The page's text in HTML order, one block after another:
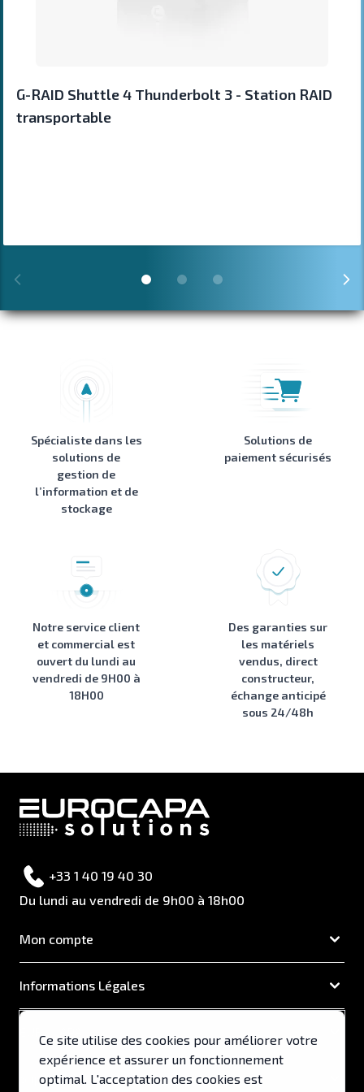
G-RAID Shuttle 4 Thunderbolt 3 - Station RAID
transportable
Spécialiste dans les
solutions de
gestion de
l’information et de
stockage
Solutions de
paiement sécurisés
Notre service client
et commercial est
ouvert du lundi au
vendredi de 9H00 à
18H00
Des garanties sur
les matériels
vendus, direct
constructeur,
échange anticipé
sous 24/48h
+33 1 40 19 40 30
Du lundi au vendredi de 9h00 à 18h00
Mon compte
Informations Légales
Support & Services
Ce site utilise des cookies pour améliorer votre
expérience et assurer un fonctionnement
optimal. L'acceptation des cookies est